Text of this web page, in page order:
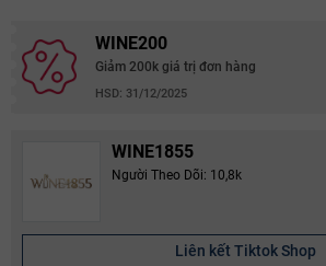
WINE200
Giảm 200k giá trị đơn hàng
HSD: 31/12/2025
WINE1855
Người Theo Dõi: 10,8k
Liên kết Tiktok Shop